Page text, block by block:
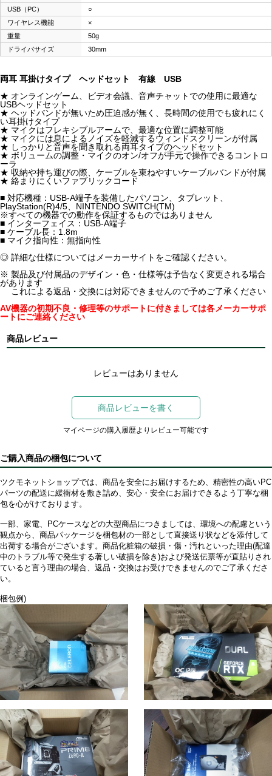
USB（PC）
○
ワイヤレス機能
×
重量
50g
ドライバサイズ
30mm
両耳 耳掛けタイプ ヘッドセット 有線 USB
★ オンラインゲーム、ビデオ会議、音声チャットでの使用に最適な
USBヘッドセット
★ ヘッドバンドが無いため圧迫感が無く、長時間の使用でも疲れにく
い耳掛けタイプ
★ マイクはフレキシブルアームで、最適な位置に調整可能
★ マイクには息によるノイズを軽減するウィンドスクリーンが付属
★ しっかりと音声を聞き取れる両耳タイプのヘッドセット
★ ボリュームの調整・マイクのオン/オフが手元で操作できるコントロ
ーラ
★ 収納や持ち運びの際、ケーブルを束ねやすいケーブルバンドが付属
★ 絡まりにくいファブリックコード
■ 対応機種：USB-A端子を装備したパソコン、タブレット、
PlayStation(R)4/5、NINTENDO SWITCH(TM)
※すべての機器での動作を保証するものではありません
■ インターフェイス：USB-A端子
■ ケーブル長：1.8m
■ マイク指向性：無指向性
◎ 詳細な仕様についてはメーカーサイトをご確認ください。
※ 製品及び付属品のデザイン・色・仕様等は予告なく変更される場合
があります
これによる返品・交換には対応できませんので予めご了承ください
AV機器の初期不良・修理等のサポートに付きましては各メーカーサポ
ートにご連絡ください
商品レビュー
レビューはありません
商品レビューを書く
マイページの購入履歴よりレビュー可能です
ご購入商品の梱包について
ツクモネットショップでは、商品を安全にお届けするため、精密性の高いPC
パーツの配送に緩衝材を敷き詰め、安心・安全にお届けできるよう丁寧な梱
包を心がけております。
一部、家電、PCケースなどの大型商品につきましては、環境への配慮という
観点から、商品パッケージを梱包材の一部として直接送り状などを添付して
出荷する場合がございます。商品化粧箱の破損・傷・汚れといった理由(配達
中のトラブル等で発生する著しい破損を除き)および発送伝票等が直貼りされ
ていると言う理由の場合、返品・交換はお受けできませんのでご了承くださ
い。
梱包例)